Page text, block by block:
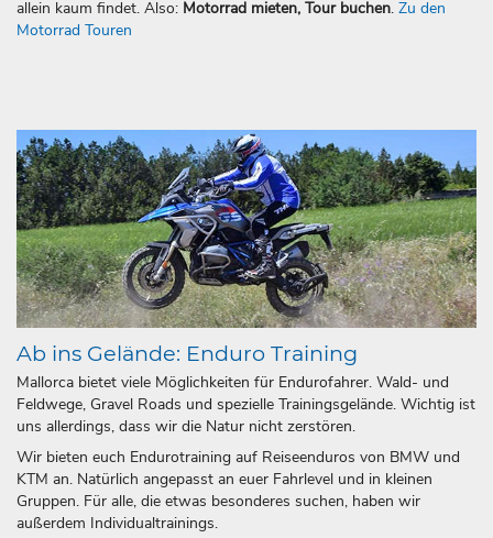
allein kaum findet. Also: Motorrad mieten, Tour buchen. Zu den
Motorrad Touren
Ab ins Gelände: Enduro Training
Mallorca bietet viele Möglichkeiten für Endurofahrer. Wald- und
Feldwege, Gravel Roads und spezielle Trainingsgelände. Wichtig ist
uns allerdings, dass wir die Natur nicht zerstören.
Wir bieten euch Endurotraining auf Reiseenduros von BMW und
KTM an. Natürlich angepasst an euer Fahrlevel und in kleinen
Gruppen. Für alle, die etwas besonderes suchen, haben wir
außerdem Individualtrainings.